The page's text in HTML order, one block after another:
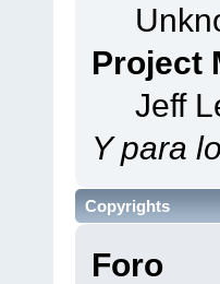
Project
Jeff
Y para
Copyrights
Foro